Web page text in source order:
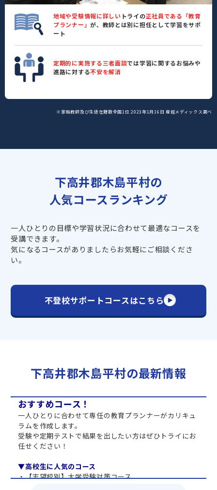
地域や受験情報に詳しい トライの正社員である「教育
プランナー」が、教師とは別に担任として学習をサポ
ート
定期的に実施する三者面談では学習に関するお悩みや
進路に対する不安を解消
※家庭教師及び生徒在籍数全国1位 2023年1月16日 産經メディックス調べ
下高井郡木島平村の
人気コースランキング
一人ひとりの目標や学習状況に合わせて最適なコースを
受講できます。
気になるコースがありましたらお気軽にご相談くださ
い。
不登校サポートコースはこちら
下高井郡木島平村の最新情報
おすすめコース！
一人ひとりに合わせて専任の教育プランナーがカリキュ
ラムを作成します。
受験や定期テストで結果を出したい方はぜひトライにお
任せください！
▼高校生に人気のコース
・【志望校別】大学受験対策コース